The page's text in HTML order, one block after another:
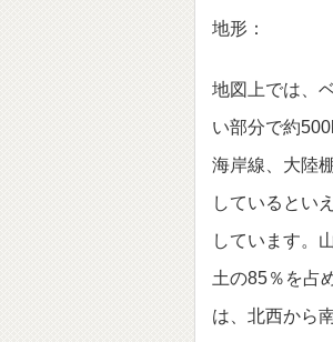
地形：
地図上では、
い部分で約
海岸線、大陸
しているとい
しています。
土の85％を占
は、北西から